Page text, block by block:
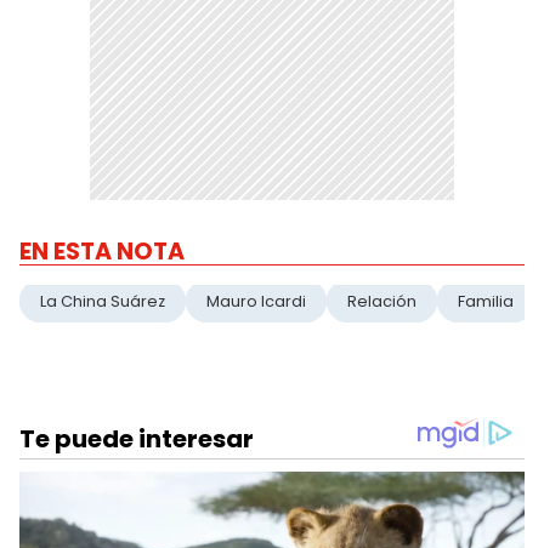
EN ESTA NOTA
La China Suárez Mauro Icardi Relación Familia